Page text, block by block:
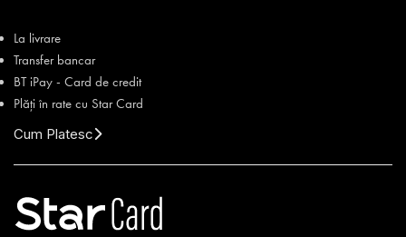
La livrare
Transfer bancar
BT iPay - Card de credit
Plăți în rate cu Star Card
Cum Platesc